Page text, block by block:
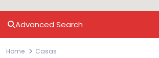
Advanced Search
Home
Casas